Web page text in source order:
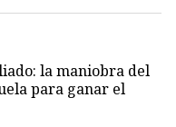
la maniobra del
para ganar el